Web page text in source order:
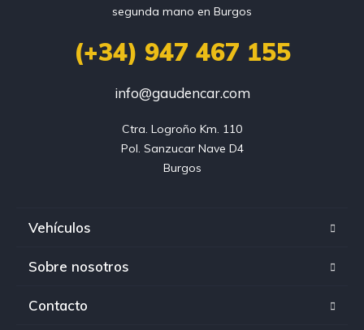
segunda mano en Burgos
(+34) 947 467 155
info@gaudencar.com
Ctra. Logroño Km. 110
Pol. Sanzucar Nave D4
Burgos
Vehículos
Sobre nosotros
Contacto